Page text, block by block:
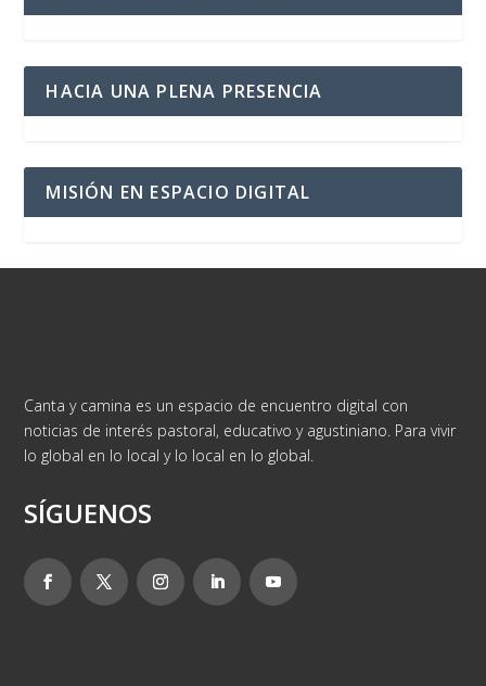
HACIA UNA PLENA PRESENCIA
MISIÓN EN ESPACIO DIGITAL
Canta y camina es un espacio de encuentro digital con
noticias de interés pastoral, educativo y agustiniano. Para vivir
lo global en lo local y lo local en lo global.
SÍGUENOS